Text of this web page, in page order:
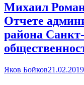
Михаил
Отчете
района
Яков Бойков21.02.2019